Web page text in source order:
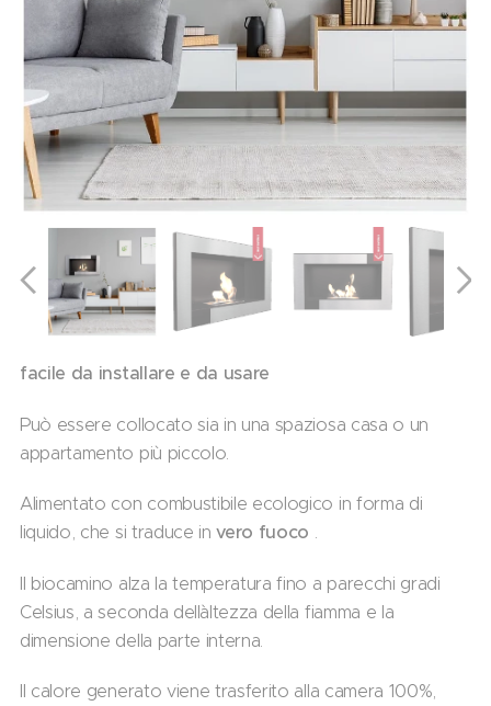
facile da installare e da usare
Può essere collocato sia in una spaziosa casa o un
appartamento più piccolo.
Alimentato con combustibile ecologico in forma di
liquido, che si traduce invero fuoco
Il biocamino alza la temperatura fino a parecchi gradi
Celsius, a seconda dell`altezza della fiamma e la
dimensione della parte interna.
Il calore generato viene trasferito alla camera 100%,